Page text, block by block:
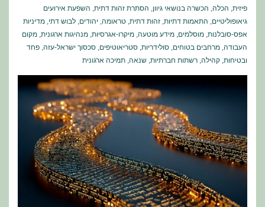
פיזית, הכלה, הכשרה בנושאי גיוון, הסתרת זהות דתית, השפעת אירועים
גיאופוליטיים, התאמות דתיות, זהות דתית, טראומה, יהודים, לבוש דתי, מדיניות
אפס-סובלנות, מוסלמים, מידע מוטעה, מיקרו-אגרסיות, מנהיגות ארגונית, מקום
העבודה, מרחבים בטוחים, סולידריות, סטריאוטיפים, סכסוך ישראל-עזה, פחד
ובטיחות, קהילה, רשתות חברתיות, שנאה, תמיכה ארגונית